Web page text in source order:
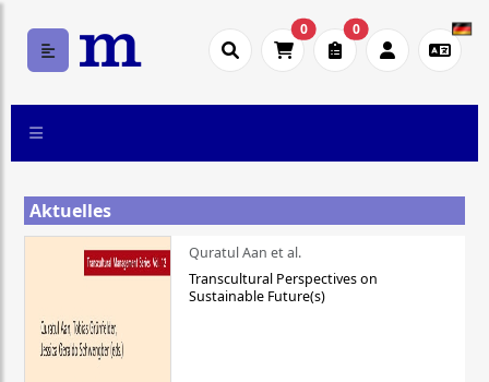
0 0
Aktuelles
Quratul Aan et al.
Transcultural Perspectives on
Sustainable Future(s)